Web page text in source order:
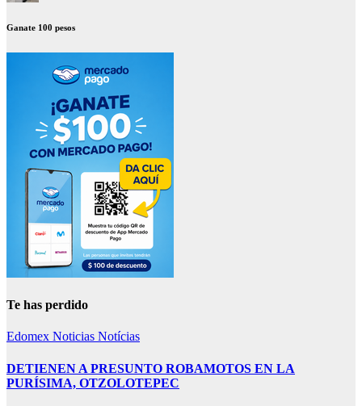
Ganate 100 pesos
Te has perdido
Edomex Noticias Notícias
DETIENEN A PRESUNTO ROBAMOTOS EN LA
PURÍSIMA, OTZOLOTEPEC